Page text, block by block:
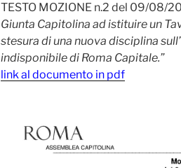
TESTO MOZIONE n.2 del 09/08/
Giunta Capitolina ad istituire un
stesura di una nuova disciplina
indisponibile di Roma Capitale.”
link al documento in pdf